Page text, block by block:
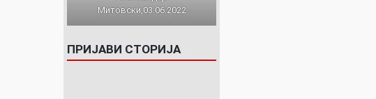
Митовски,03.06.2022
ПРИЈАВИ СТОРИЈА